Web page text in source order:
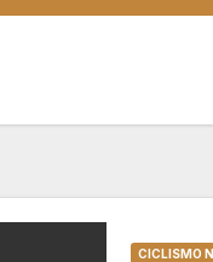
CICLISMO